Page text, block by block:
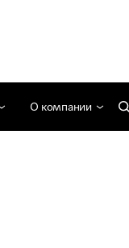
О компании